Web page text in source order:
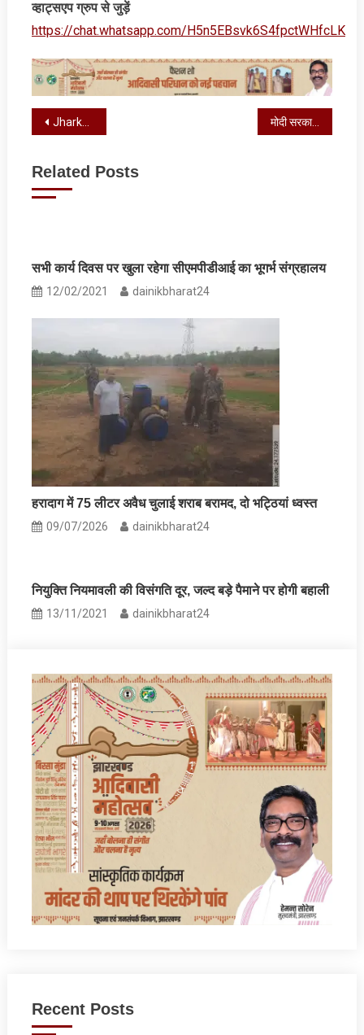
व्‍हाट्सएप ग्रुप से जुड़ें
https://chat.whatsapp.com/H5n5EBsvk6S4fpctWHfcLK
Post
Jharkhand: गुमला की घूसखोर महिला पंचायत सचिव किरण कुसुम खलखो गिरफ्तार मोदी सरकार कल किसानों को देगी बड़ी सौगात, 9 करोड़ से अधिक को मिलेगा लाभ
Related Posts
सभी कार्य दिवस पर खुला रहेगा सीएमपीडीआई का भूगर्भ संग्रहालय
12/02/2021 dainikbharat24
हरादाग में 75 लीटर अवैध चुलाई शराब बरामद, दो भट्ठियां ध्वस्त
09/07/2026 dainikbharat24
नियुक्ति नियमावली की विसंगति दूर, जल्‍द बड़े पैमाने पर होगी बहाली
13/11/2021 dainikbharat24
Recent Posts